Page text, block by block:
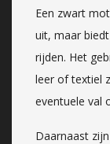
Een zwart
uit, maar
rijden. Het
leer of textiel
eventuele val
Daarnaast